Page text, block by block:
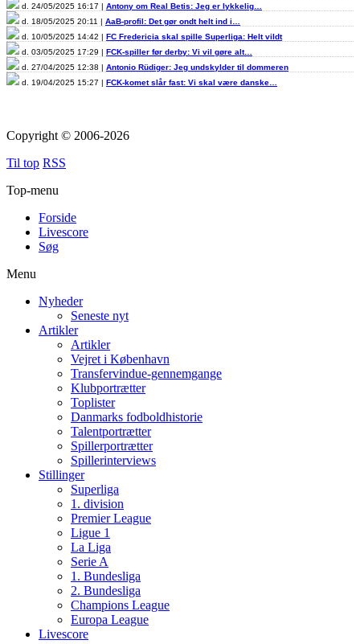
d. 24/05/2025 16:17 | Antony om Real Betis: Jeg er lykkelig…
d. 18/05/2025 20:11 | AaB-profil: Det gør ondt helt ind i…
d. 10/05/2025 14:42 | FC Fredericia skal spille Superliga: Helt vildt
d. 03/05/2025 17:29 | FCK-spiller før derby: Vi vil gøre alt…
d. 27/04/2025 12:38 | Antonio Rüdiger: Jeg undskylder til dommeren
d. 19/04/2025 15:27 | FCK-komet slår fast: Vi skal være danske…
Copyright © 2006-2026
Til top RSS
Top-menu
Forside
Livescore
Søg
Menu
Nyheder
Seneste nyt
Artikler
Artikler
Vejret i København
Transfervindue-gennemgange
Klubportrætter
Toplister
Danmarks fodboldhistorie
Talentportrætter
Spillerportrætter
Spillerinterviews
Stillinger
Superliga
1. division
Premier League
Ligue 1
La Liga
Serie A
1. Bundesliga
2. Bundesliga
Champions League
Europa League
Livescore